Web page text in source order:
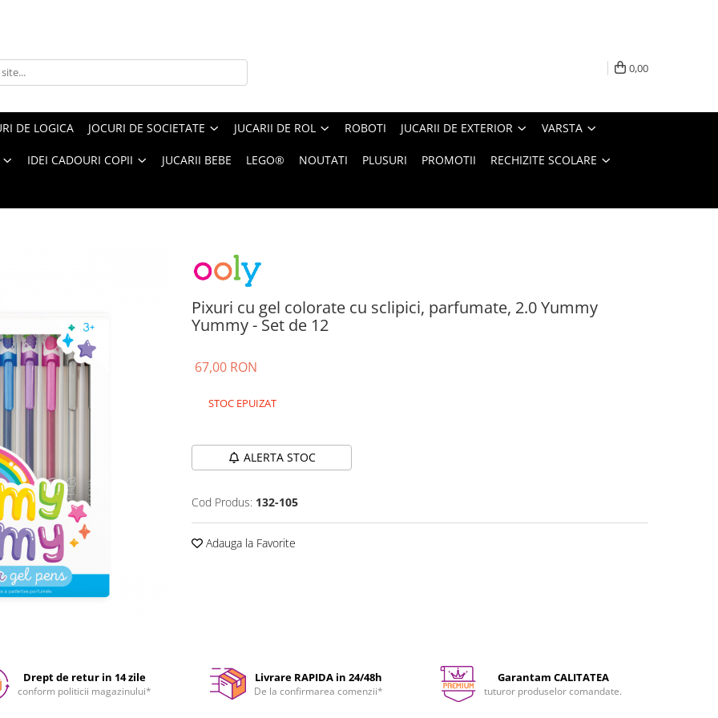
0,00
DE LOGICA JOCURI DE SOCIETATE JUCARII DE ROL ROBOTI JUCARII DE EXTERIOR VARSTA
IDEI CADOURI COPII JUCARII BEBE LEGO® NOUTATI PLUSURI PROMOTII RECHIZITE SCOLARE
Pixuri cu gel colorate cu sclipici, parfumate, 2.0 Yummy
Yummy - Set de 12
67,00 RON
STOC EPUIZAT
ALERTA STOC
Cod Produs: 132-105
Adauga la Favorite
Drept de retur in 14 zile
conform politicii magazinului*
Livrare RAPIDA in 24/48h
De la confirmarea comenzii*
Garantam CALITATEA
tuturor produselor comandate.